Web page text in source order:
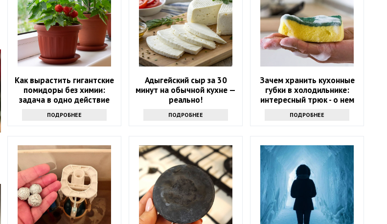
Как вырастить гигантские
помидоры без химии:
задача в одно действие
ПОДРОБНЕЕ
Адыгейский сыр за 30
минут на обычной кухне —
реально!
ПОДРОБНЕЕ
Зачем хранить кухонные
губки в холодильнике:
интересный трюк - о нем
продвинутые хозяйки
ПОДРОБНЕЕ